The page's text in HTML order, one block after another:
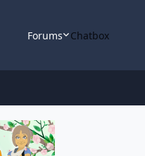
Forums Chatbox